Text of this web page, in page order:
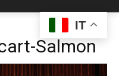
Salmon
IT